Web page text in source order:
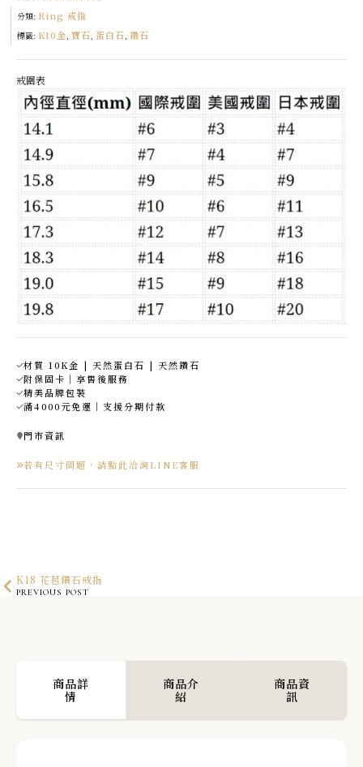
量
分類: Ring 戒指
標籤: K10金, 寶石, 蛋白石, 鑽石
戒圍表
材質 10K金 | 天然蛋白石 | 天然鑽石
附保固卡｜享售後服務
精美品牌包裝
滿4000元免運｜支援分期付款
門市資訊
若有尺寸問題，請點此洽詢LINE客服
K18 花苞鑽石戒指
PREVIOUS POST
商品詳
情
商品介
紹
商品資
訊